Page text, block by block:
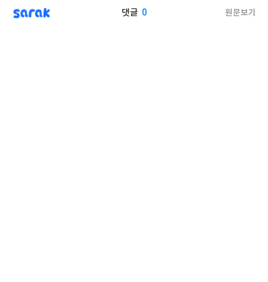
sarak 댓글 0 원문보기